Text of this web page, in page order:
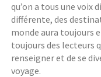
qu’on a tous une voix
différente, des
monde aura toujours
toujours des lecteurs
renseigner et de se
voyage.